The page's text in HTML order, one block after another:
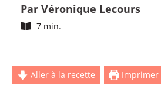
Par Véronique Lecours
7 min.
Aller à la recette Imprimer